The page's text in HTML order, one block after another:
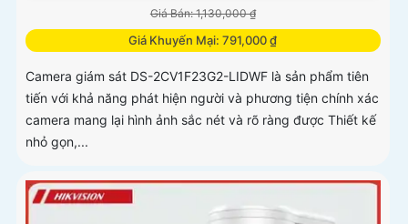
Giá Bán: 1,130,000 ₫
Giá Khuyến Mại: 791,000 ₫
Camera giám sát DS-2CV1F23G2-LIDWF là sản phẩm tiên
tiến với khả năng phát hiện người và phương tiện chính xác
camera mang lại hình ảnh sắc nét và rõ ràng được Thiết kế
nhỏ gọn,...